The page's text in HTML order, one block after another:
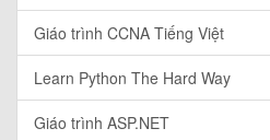
Giáo trình CCNA Tiếng Việt
Learn Python The Hard Way
Giáo trình ASP.NET